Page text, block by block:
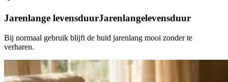
Jarenlange levensduurJarenlangelevensduur
Bij normaal gebruik blijft de huid jarenlang mooi zonder te
verharen.